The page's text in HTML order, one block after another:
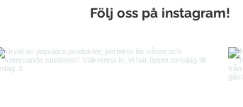
Följ oss på instagram!